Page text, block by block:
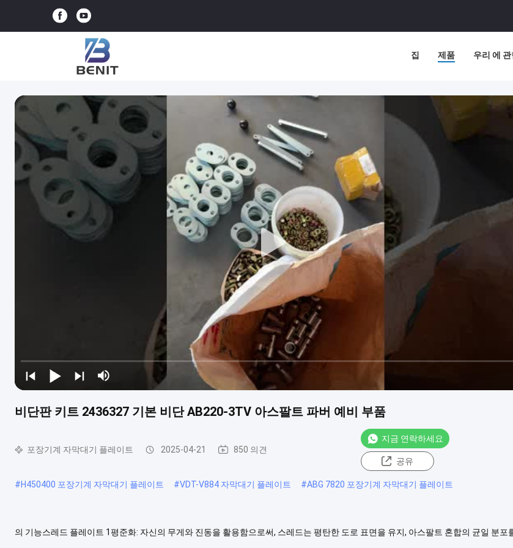
집 제품 우리 에 관
비단판 키트 2436327 기본 비단 AB220-3TV 아스팔트 파버 예비 부품
포장기계 자막대기 플레이트 2025-04-21 850 의견
지금 연락하세요
공유
#H450400 포장기계 자막대기 플레이트 #VDT-V884 자막대기 플레이트 #ABG 7820 포장기계 자막대기 플레이트
의 기능스레드 플레이트 1평준화: 자신의 무게와 진동을 활용함으로써, 스레드는 평탄한 도로 표면을 유지, 아스팔트 혼합의 균일 분포